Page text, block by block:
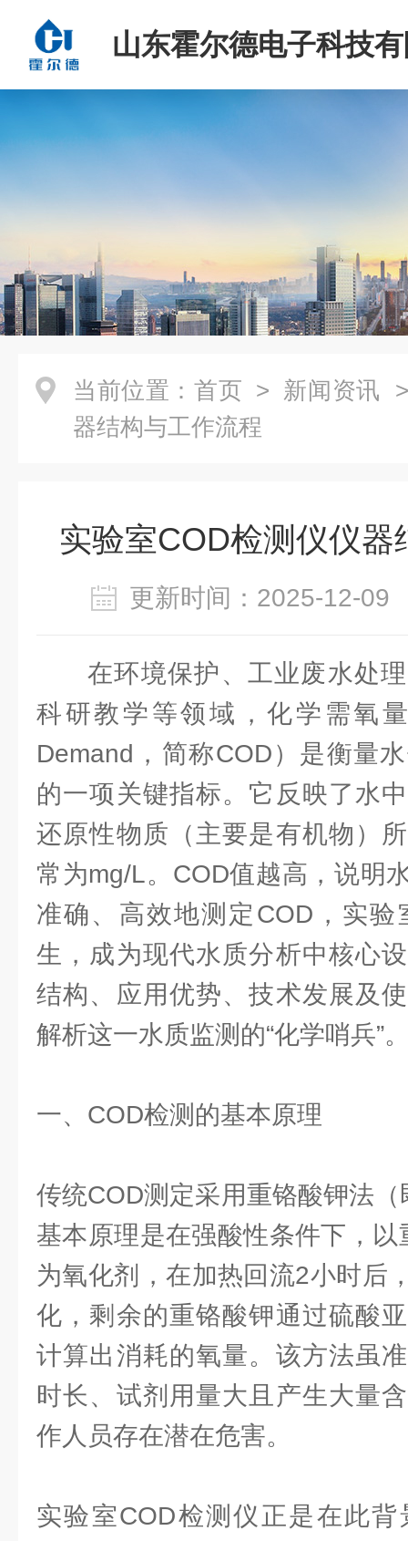
山东霍尔德电子科技
当前位置： 首页 > 新闻资讯
器结构与工作流程
实验室COD检测仪仪器
更新时间：2025-12-
在环境保护、工业废水处
科研教学等领域，化学需氧
Demand，简称COD）是衡量
的一项关键指标。它反映了水
还原性物质（主要是有机物）
常为mg/L。COD值越高，说明
准确、高效地测定COD，实验
生，成为现代水质分析中核心
结构、应用优势、技术发展及
解析这一水质监测的“化学哨兵”
一、COD检测的基本原理
传统COD测定采用重铬酸钾法（
基本原理是在强酸性条件下，以
为氧化剂，在加热回流2小时后
化，剩余的重铬酸钾通过硫酸
计算出消耗的氧量。该方法虽
时长、试剂用量大且产生大量
作人员存在潜在危害。
实验室COD检测仪正是在此